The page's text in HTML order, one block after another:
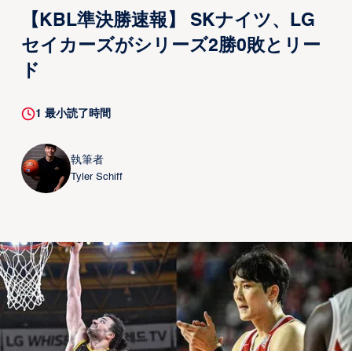
【KBL準決勝速報】 SKナイツ、LG
セイカーズがシリーズ2勝0敗とリー
ド
1 最小読了時間
執筆者
Tyler Schiff